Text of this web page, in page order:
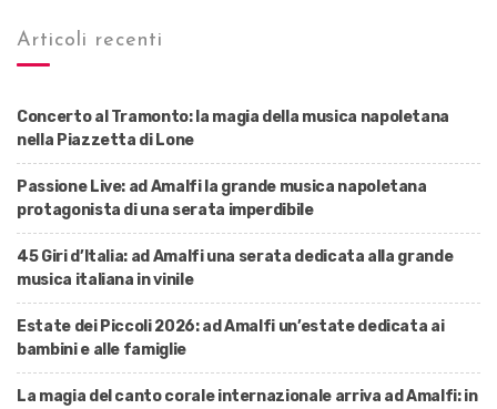
Articoli recenti
Concerto al Tramonto: la magia della musica napoletana
nella Piazzetta di Lone
Passione Live: ad Amalfi la grande musica napoletana
protagonista di una serata imperdibile
45 Giri d’Italia: ad Amalfi una serata dedicata alla grande
musica italiana in vinile
Estate dei Piccoli 2026: ad Amalfi un’estate dedicata ai
bambini e alle famiglie
La magia del canto corale internazionale arriva ad Amalfi: in